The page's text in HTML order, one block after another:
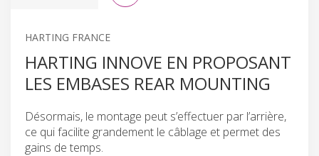
HARTING FRANCE
HARTING INNOVE EN PROPOSANT
LES EMBASES REAR MOUNTING
Désormais, le montage peut s’effectuer par l’arrière,
ce qui facilite grandement le câblage et permet des
gains de temps.